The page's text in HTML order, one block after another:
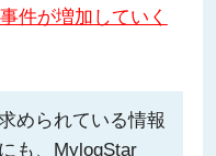
件が増加していく
められている情報
も、MylogStar